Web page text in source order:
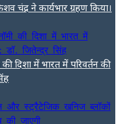
चंद्र ने कार्यभार ग्रहण किया।
दिशा में भारत में परिवर्तन की